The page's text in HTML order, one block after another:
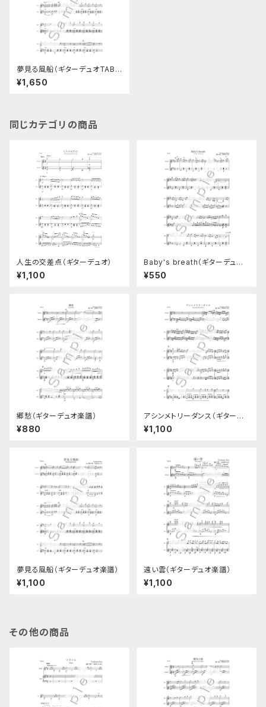
夢見る風船（ギターデュオTAB
譜付き楽譜）
¥1,650
同じカテゴリの商品
人生の交差点（ギターデュオ）
¥1,100
Baby's breath（ギターデュオ
楽譜）
¥550
郷愁（ギターデュオ楽譜）
¥880
アシンメトリーダンス（ギターデ
ュオ楽譜）
¥1,100
夢見る風船（ギターデュオ楽譜）
¥1,100
遠い雲（ギターデュオ楽譜）
¥1,100
その他の商品